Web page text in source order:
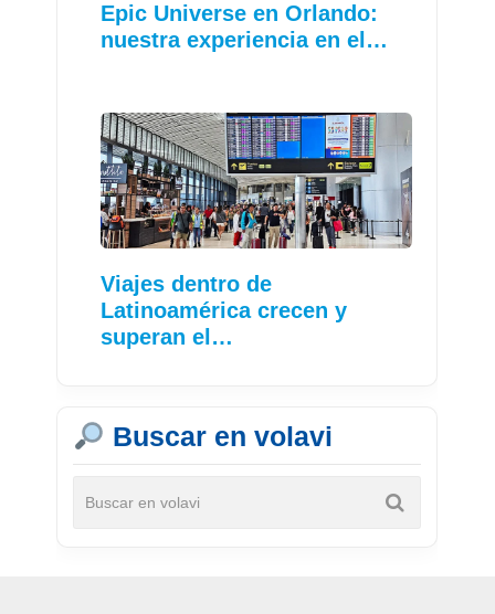
Epic Universe en Orlando:
nuestra experiencia en el…
Viajes dentro de
Latinoamérica crecen y
superan el…
Buscar en volavi